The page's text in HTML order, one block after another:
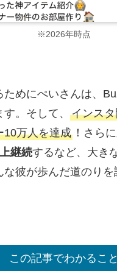
※2026年時点
ためにぺいさんは、
。そして、
インス
10万人を達成！さらに
継続するなど、大き
な彼が歩んだ道のりを
この記事でわかること